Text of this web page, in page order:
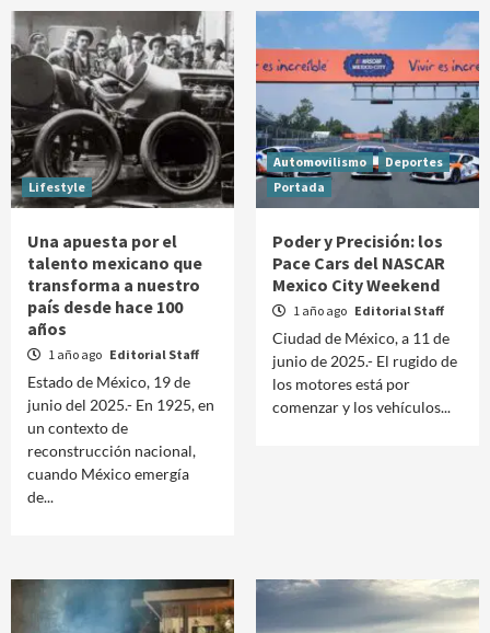
Lifestyle
Una apuesta por el
talento mexicano que
transforma a nuestro
país desde hace 100
años
1 año ago Editorial Staff
Estado de México, 19 de
junio del 2025.- En 1925, en
un contexto de
reconstrucción nacional,
cuando México emergía
de...
Automovilismo
Deportes
Portada
Poder y Precisión: los
Pace Cars del NASCAR
Mexico City Weekend
1 año ago Editorial Staff
Ciudad de México, a 11 de
junio de 2025.- El rugido de
los motores está por
comenzar y los vehículos...